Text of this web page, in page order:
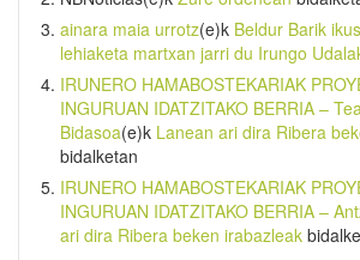
ainara maia urrotz(e)k Beldur Barik
lehiaketa martxan jarri du Irungo
IRUNERO HAMABOSTEKARIAK
INGURUAN IDATZITAKO BERRIA –
Bidasoa(e)k Lanean ari dira Ribera
bidalketan
IRUNERO HAMABOSTEKARIAK
INGURUAN IDATZITAKO BERRIA –
ari dira Ribera beken irabazleak